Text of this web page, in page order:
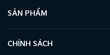
SẢN PHẨM
CHÍNH SÁCH